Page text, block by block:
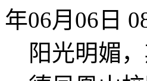
年06月06日
阳光明媚